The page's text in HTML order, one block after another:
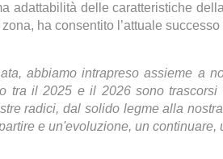
adattabilità delle caratteristiche
ha consentito l’attuale
abbiamo intrapreso assieme a
tra il 2025 e il 2026 sono
radici, dal solido legme alla
e un'evoluzione, un